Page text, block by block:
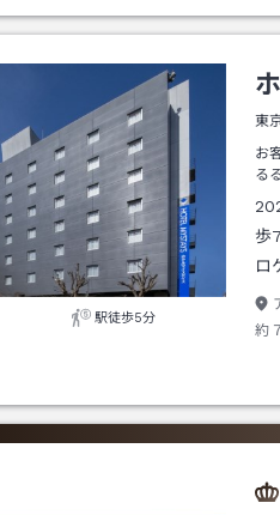
駅徒歩5分
東
お
る
歩
ロ
約
１